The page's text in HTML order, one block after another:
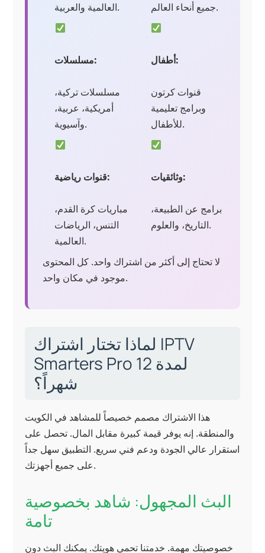
العالمية والعربية.
مسلسلات:
مسلسلات تركية،
أمريكية، عربية،
وآسيوية.
قنوات رياضية:
مباريات كرة القدم،
التنس، الرياضات
العالمية.
جميع أنحاء العالم.
أطفال:
قنوات كرتون
وبرامج تعليمية
للأطفال.
وثائقيات:
برامج عن الطبيعة،
التاريخ، والعلوم.
لا تحتاج إلى أكثر من اشتراك واحد. كل المحتوى
موجود في مكان واحد.
لماذا تختار اشتراك IPTV
Smarters Pro لمدة 12
شهراً؟
هذا الاشتراك مصمم خصيصاً للمشاهد في الكويت
والمنطقة. إنه يوفر قيمة كبيرة مقابل المال. تحصل على
استقرار عالي الجودة ودعم فني سريع. التطبيق سهل جداً
على جميع أجهزتك.
البث المجهول: شاهد بخصوصية
تامة
خصوصيتك مهمة. خدمتنا تحمي هويتك. يمكنك البث دون